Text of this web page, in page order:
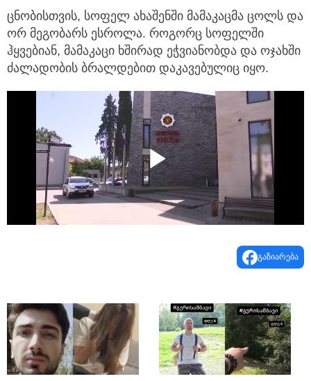
ცნობისთვის, სოფელ ახაშენში მამაკაცმა ცოლს და
ორ მეგობარს ესროლა. როგორც სოფელში
ჰყვებიან, მამაკაცი ხშირად ეჭვიანობდა და ოჯახში
ძალადობის ბრალდებით დაკავებულიც იყო.
Play
Video
გაზიარება